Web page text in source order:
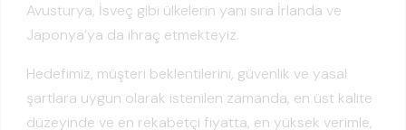
Avusturya, İsveç gibi ülkelerin yanı sıra İrlanda ve
Japonya’ya da ihraç etmekteyiz.
Hedefimiz, müşteri beklentilerini, güvenlik ve yasal
şartlara uygun olarak istenilen zamanda, en üst kalite
düzeyinde ve en rekabetçi fiyatta, en yüksek verimle,